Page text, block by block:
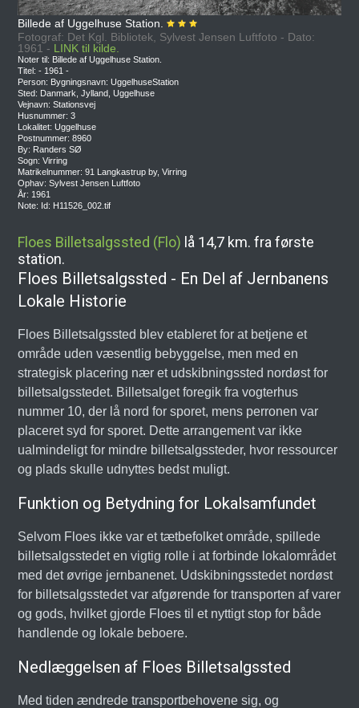
Billede af Uggelhuse Station.
Fotograf: Det Kgl. Bibliotek, Sylvest Jensen Luftfoto - Dato:
1961 - LINK til kilde.
Noter til: Billede af Uggelhuse Station.
Titel: - 1961 -
Person: Bygningsnavn: UggelhuseStation
Sted: Danmark, Jylland, Uggelhuse
Vejnavn: Stationsvej
Husnummer: 3
Lokalitet: Uggelhuse
Postnummer: 8960
By: Randers SØ
Sogn: Virring
Matrikelnummer: 91 Langkastrup by, Virring
Ophav: Sylvest Jensen Luftfoto
År: 1961
Note: Id: H11526_002.tif
Floes Billetsalgssted (Flo) lå 14,7 km. fra første
station.
Floes Billetsalgssted - En Del af Jernbanens
Lokale Historie
Floes Billetsalgssted blev etableret for at betjene et
område uden væsentlig bebyggelse, men med en
strategisk placering nær et udskibningssted nordøst for
billetsalgsstedet. Billetsalget foregik fra vogterhus
nummer 10, der lå nord for sporet, mens perronen var
placeret syd for sporet. Dette arrangement var ikke
ualmindeligt for mindre billetsalgssteder, hvor ressourcer
og plads skulle udnyttes bedst muligt.
Funktion og Betydning for Lokalsamfundet
Selvom Floes ikke var et tætbefolket område, spillede
billetsalgsstedet en vigtig rolle i at forbinde lokalområdet
med det øvrige jernbanenet. Udskibningsstedet nordøst
for billetsalgsstedet var afgørende for transporten af varer
og gods, hvilket gjorde Floes til et nyttigt stop for både
handlende og lokale beboere.
Nedlæggelsen af Floes Billetsalgssted
Med tiden ændrede transportbehovene sig, og